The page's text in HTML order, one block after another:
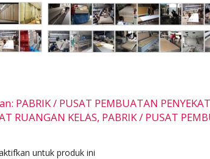
/ PUSAT PEMBUATAN
RUANGAN KELAS, PABRIK / PUSAT
untuk produk ini